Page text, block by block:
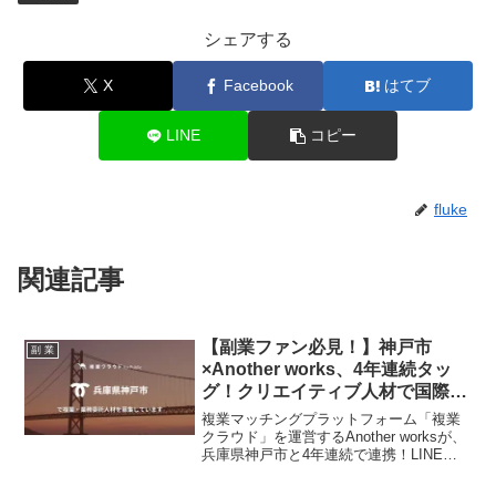
シェアする
X Facebook はてブ
LINE コピー
fluke
関連記事
副 業
【副業ファン必見！】神戸市
×Another works、4年連続タッ
グ！クリエイティブ人材で国際都
市の魅力を発信しよう！
複業マッチングプラットフォーム「複業
クラウド」を運営するAnother worksが、
兵庫県神戸市と4年連続で連携！LINE記